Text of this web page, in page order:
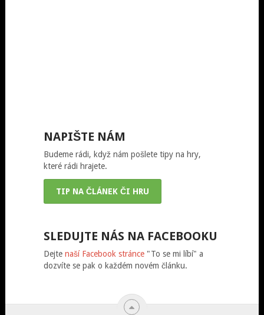
NAPIŠTE NÁM
Budeme rádi, když nám pošlete tipy na hry,
které rádi hrajete.
TIP NA ČLÁNEK ČI HRU
SLEDUJTE NÁS NA FACEBOOKU
Dejte naší Facebook stránce"To se mi líbí" a
dozvíte se pak o každém novém článku.